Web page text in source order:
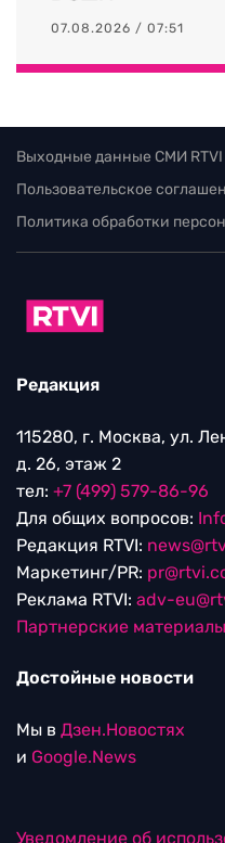
07.08.2026 / 07:51
Выходные данные СМИ RTVI
Пользовательское
Политика обработки
Редакция
115280, г. Москва, ул.
д. 26, этаж 2
тел: +7 (499) 579-86-96
Для общих вопросов:
Редакция RTVI:
Маркетинг/PR:
Реклама RTVI: adv-
Партнерские материалы
Достойные новости
Мы в Дзен.Новостях
и Google.News
Уведомление об